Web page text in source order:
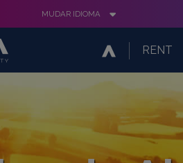
MUDAR IDIOMA
RENT